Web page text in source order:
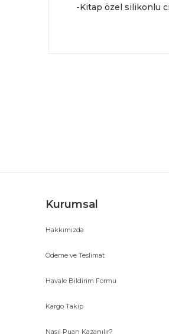
-Kitap özel silikonlu
Kurumsal
Hakkımızda
Ödeme ve Teslimat
Havale Bildirim Formu
Kargo Takip
Nasıl Puan Kazanılır?